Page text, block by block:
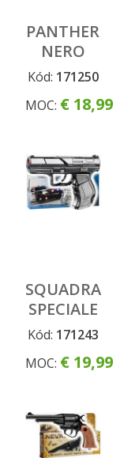
PANTHER
NERO
Kód: 171250
MOC: € 18,99
SQUADRA
SPECIALE
Kód: 171243
MOC: € 19,99